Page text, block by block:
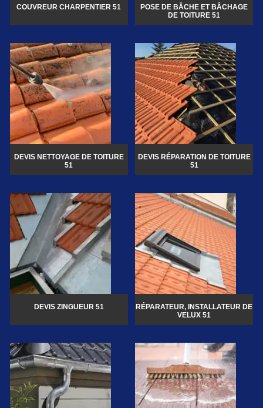
COUVREUR CHARPENTIER 51
POSE DE BÂCHE ET BÂCHAGE
DE TOITURE 51
DEVIS NETTOYAGE DE TOITURE
51
DEVIS RÉPARATION DE TOITURE
51
DEVIS ZINGUEUR 51
RÉPARATEUR, INSTALLATEUR DE
VELUX 51